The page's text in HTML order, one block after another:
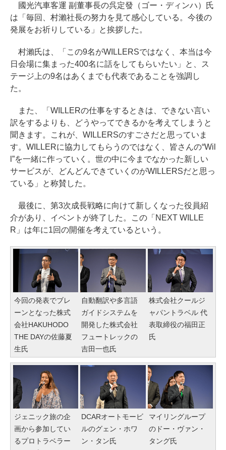
國光汽車客運 副董事長の呉定發（ゴー・ディンハ）氏
は「毎回、村瀨社長の努力を見て感心している。今後の
発展をお祈りしている」と挨拶した。
村瀨氏は、「この9名がWILLERSではなく、本当は今
日会場に集まった400名に話をしてもらいたい」と、ス
テージ上の9名はあくまでも代表であることを強調し
た。
また、「WILLERの仕事をするときは、できない言い
訳をするよりも、どうやってできるかを考えてしまうと
聞きます。これが、WILLERSのすごさだと思っていま
す。WILLERに協力してもらうのではなく、皆さんの“Wil
l”を一緒に作っていく。世の中に今までなかった新しい
サービスが、どんどんできていくのがWILLERSだと思っ
ている」と称賛した。
最後に、第3次成長戦略に向けて新しくなった役員紹
介があり、イベントが終了した。この「NEXT WILLE
R」は年に1回の開催を考えているという。
今回の発表でブレ
ーンとなった株式
会社HAKUHODO
THE DAYの佐藤夏
生氏
自動翻訳や多言語
ガイドシステムを
開発した株式会社
フュートレックの
吉田一也氏
株式会社クールジ
ャパントラベル 代
表取締役の福田正
氏
ジェニック旅の企
画から参加してい
るプロトラベラー
DCARオートモービ
ルのグェン・ホワ
ン・タン氏
マイリングループ
のドー・ヴァン・
タング氏